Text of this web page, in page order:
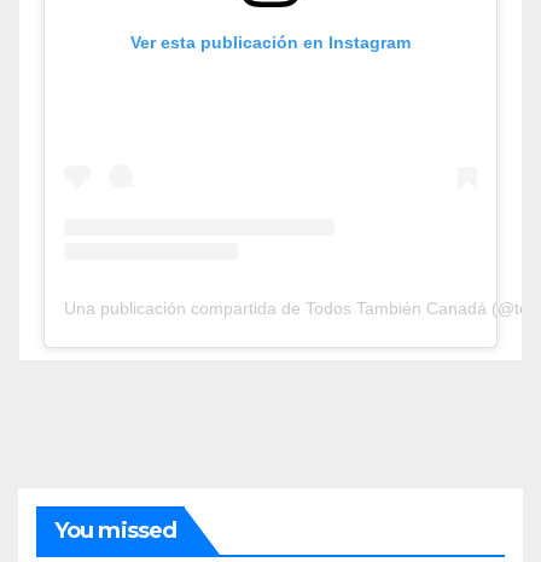
Ver esta publicación en Instagram
Una publicación compartida de Todos También Canadá
You missed